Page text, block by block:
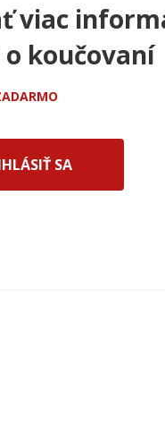
viac
koučovaní
SA